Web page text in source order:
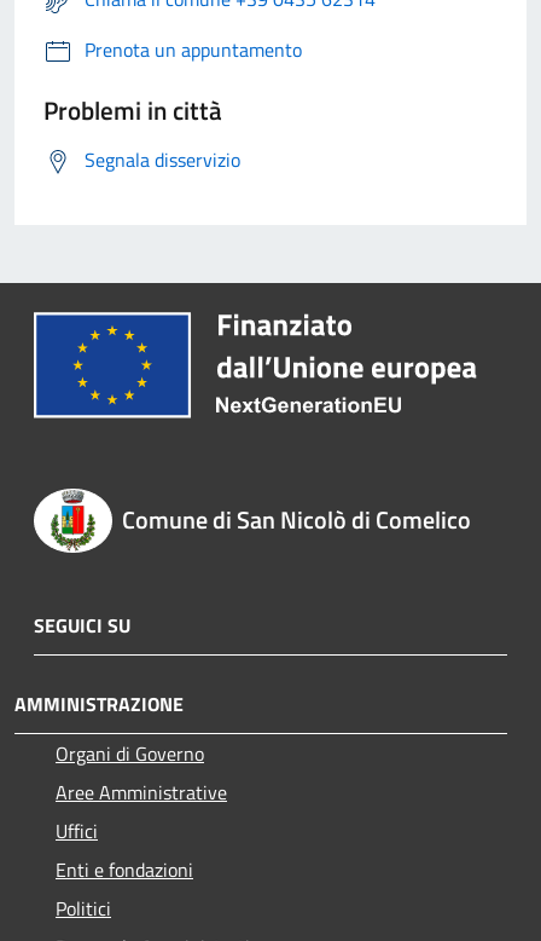
Prenota un appuntamento
Problemi in città
Segnala disservizio
Comune di San Nicolò di Comelico
SEGUICI SU
AMMINISTRAZIONE
Organi di Governo
Aree Amministrative
Uffici
Enti e fondazioni
Politici